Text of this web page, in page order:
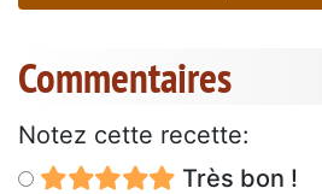
Commentaires
Notez cette recette:
Très bon !